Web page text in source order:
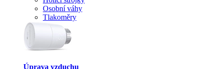
Osobní váhy
Tlakoměry
Úprava vzduchu